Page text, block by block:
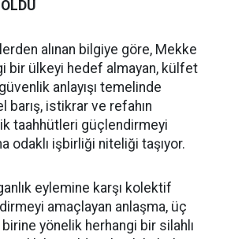
alınan bilgiye göre, Mekke
bir ülkeyi hedef almayan, külfet
anlayışı temelinde
istikrar ve refahın
taahhütleri güçlendirmeyi
odaklı işbirliği niteliği taşıyor.
eylemine karşı kolektif
amaçlayan anlaşma, üç
yönelik herhangi bir silahlı